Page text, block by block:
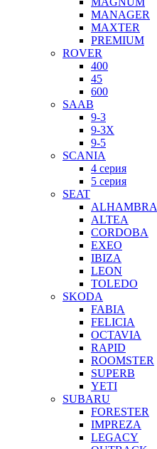
MANAGER
MAXTER
PREMIUM
ROVER
400
45
600
SAAB
9-3
9-3X
9-5
SCANIA
4 серия
5 серия
SEAT
ALHAMBRA
ALTEA
CORDOBA
EXEO
IBIZA
LEON
TOLEDO
SKODA
FABIA
FELICIA
OCTAVIA
RAPID
ROOMSTER
SUPERB
YETI
SUBARU
FORESTER
IMPREZA
LEGACY